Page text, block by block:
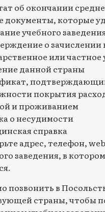
об окончании
документы, которые
учебного
о зачислении
или частное
данной страны
покрытия
и проживанием
о несудимости
справка
адрес, телефон,
заведения, в
позвонить в
страны, чтобы